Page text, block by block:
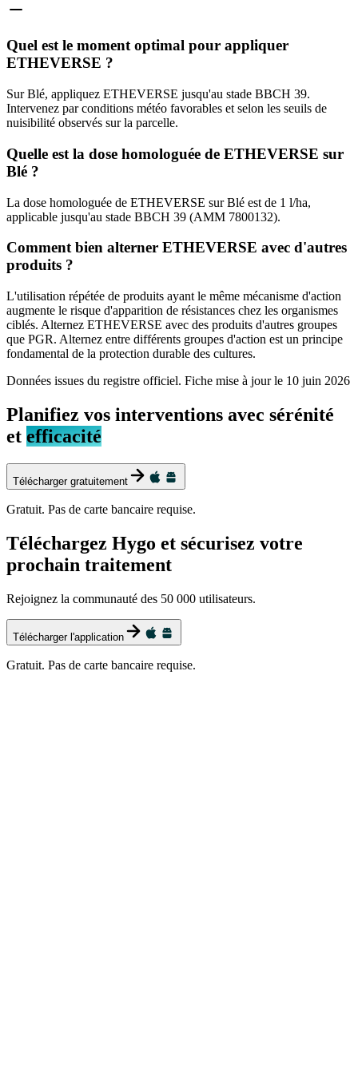
Quel est le moment optimal pour appliquer
ETHEVERSE ?
Sur Blé, appliquez ETHEVERSE jusqu'au stade BBCH 39.
Intervenez par conditions météo favorables et selon les seuils de
nuisibilité observés sur la parcelle.
Quelle est la dose homologuée de ETHEVERSE sur
Blé ?
La dose homologuée de ETHEVERSE sur Blé est de 1 l/ha,
applicable jusqu'au stade BBCH 39 (AMM 7800132).
Comment bien alterner ETHEVERSE avec d'autres
produits ?
L'utilisation répétée de produits ayant le même mécanisme d'action
augmente le risque d'apparition de résistances chez les organismes
ciblés. Alternez ETHEVERSE avec des produits d'autres groupes
que PGR. Alternez entre différents groupes d'action est un principe
fondamental de la protection durable des cultures.
Données issues du registre officiel. Fiche mise à jour le 10 juin 2026
Planifiez vos interventions avec sérénité
et efficacité
Télécharger gratuitement
Gratuit. Pas de carte bancaire requise.
Téléchargez Hygo et sécurisez votre
prochain traitement
Rejoignez la communauté des 50 000 utilisateurs.
Télécharger l'application
Gratuit. Pas de carte bancaire requise.